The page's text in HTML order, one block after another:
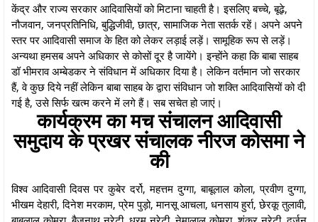
केंद्र और राज्य सरकार आदिवासियों को मिटाना चाहती है। इसलिए बच्चे, बूढ़े,
नौजवान, जनप्रतिनिधि, बुद्धिजीवी, छात्र, सामाजिक नेता सतर्क रहें। अपने अपने
स्तर पर आदिवासी समाज के हित को लेकर लड़ाई लड़ें। सामूहिक रूप से लड़ें।
अन्यथा हमसब अपने अधिकार से कोसों दूर है जायेंगे। इन्होंने कहा कि बाबा साहब
डॉ भीमराव अम्बेडकर ने संविधान में अधिकार दिया है। लेकिन वर्तमान जो सरकार
हैं, वे कुछ दिये नहीं लेकिन बाबा साहब के द्वारा संविधान जो शक्ति आदिवासियों को दी
गई है, उसे सिर्फ खत्म करने में लगे हैं। सब सचेत हो जाएं।
कार्यक्रम का मच संचालन आदिवासी
समुदाय के प्रखर संचालक नीरज कोसमा ने
की
विश्व आदिवासी दिवस पर कुबेर दर्रो, महत्तम दुग्गा, बाबूलाल कोला, प्रवीण दुग्गा,
भीखम देहारी, दिनेश मरकाम, प्रेम पुड़ो, मानसू आचला, धनसाय हुर्रा, छेरकू तुलावी,